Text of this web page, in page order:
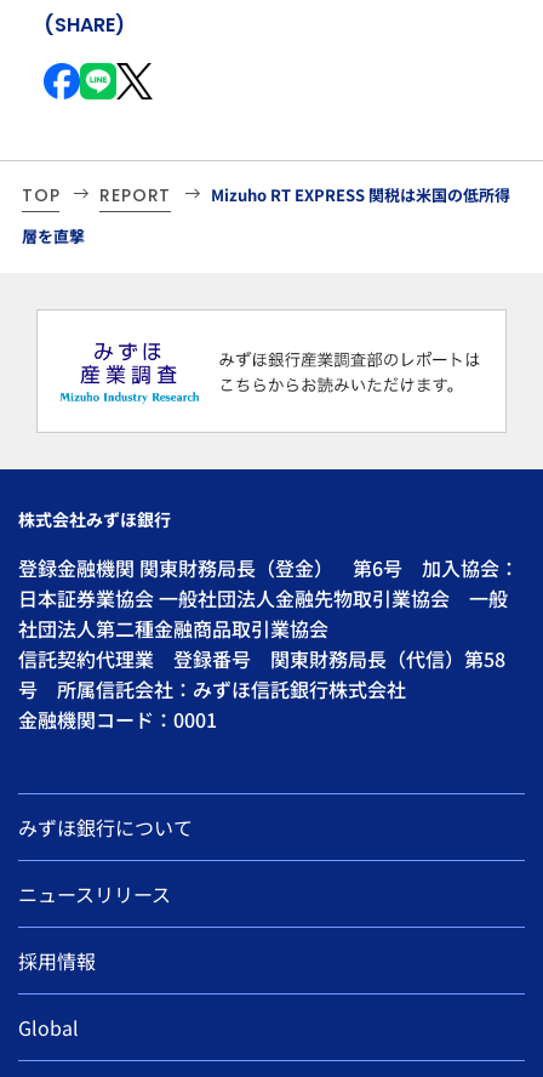
(SHARE)
TOP REPORT
Mizuho RT EXPRESS 関税は米国の低所得
層を直撃
株式会社みずほ銀行
登録金融機関 関東財務局長（登金） 第6号 加入協会：
日本証券業協会 一般社団法人金融先物取引業協会 一般
社団法人第二種金融商品取引業協会
信託契約代理業 登録番号 関東財務局長（代信）第58
号 所属信託会社：みずほ信託銀行株式会社
金融機関コード：0001
みずほ銀行について
ニュースリリース
採用情報
Global